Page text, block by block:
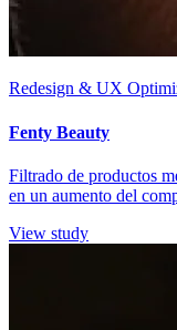
Redesign & UX
Fenty Beauty
Filtrado de productos
en un aumento del
View study